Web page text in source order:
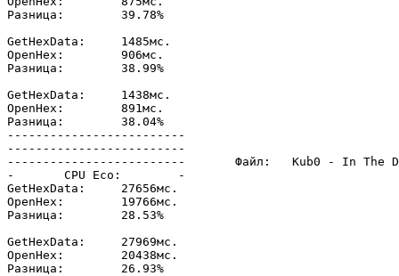
Разница: 	39.78%
GetHexData:	1485мс.
OpenHex:	906мс.
Разница: 	38.99%
GetHexData:	1438мс.
OpenHex:	891мс.
Разница: 	38.04%
-------------------------
-------------------------
-------------------------	Файл: 	Kub0 - In The Dark.mp3
-	CPU Eco:	-
GetHexData:	27656мс.
OpenHex:	19766мс.
Разница: 	28.53%
GetHexData:	27969мс.
OpenHex:	20438мс.
Разница: 	26.93%